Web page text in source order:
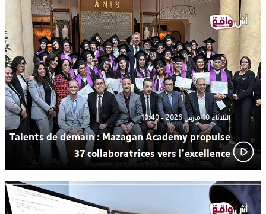
17:27 اتحاد المقاولات الإعلامية يقود قاطرة التكوين بالجديدة ويستضيف
الإعلامي سعيد بلفقير في دورة استثنائية
23:18ترسيخا لثقافة ترشيد الموارد المائية.. اختتام فعاليات النسخة الثانية
من “القرية الذكية للماء” بمركز الاصطياف ببوزنيقة
الثلاثاء 10 مارس 2026 - 10:40
Talents de demain : Mazagan Academy propulse
37 collaboratrices vers l’excellence